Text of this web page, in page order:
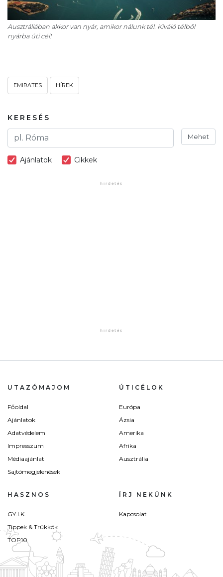
Ausztráliában akkor van nyár, amikor nálunk tél. Kiváló télből
nyárba úti cél!
EMIRATES HÍREK
KERESÉS
Mehet
Ajánlatok Cikkek
UTAZÓMAJOM
Főoldal
Ajánlatok
Adatvédelem
Impresszum
Médiaajánlat
Sajtómegjelenések
ÚTICÉLOK
Európa
Ázsia
Amerika
Afrika
Ausztrália
HASZNOS
GY.I.K.
Tippek & Trükkök
TOP10
ÍRJ NEKÜNK
Kapcsolat